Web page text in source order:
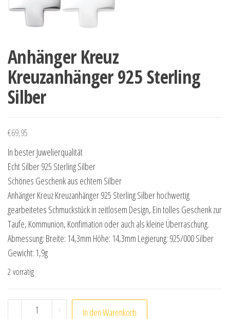
Anhänger Kreuz
Kreuzanhänger 925 Sterling
Silber
€69,95
In bester Juwelierqualität
Echt Silber 925 Sterling Silber
Schönes Geschenk aus echtem Silber
Anhänger Kreuz Kreuzanhänger 925 Sterling Silber hochwertig
gearbeitetes Schmuckstück in zeitlosem Design, Ein tolles Geschenk zur
Taufe, Kommunion, Konfimation oder auch als kleine Überraschung.
Abmessung: Breite: 14,3mm Höhe: 14,3mm Legierung: 925/000 Silber
Gewicht: 1,9g
2 vorrätig
- Anhänger Kreuz Kreuzanhänger 925 Sterling Silber
+ In den Warenkorb